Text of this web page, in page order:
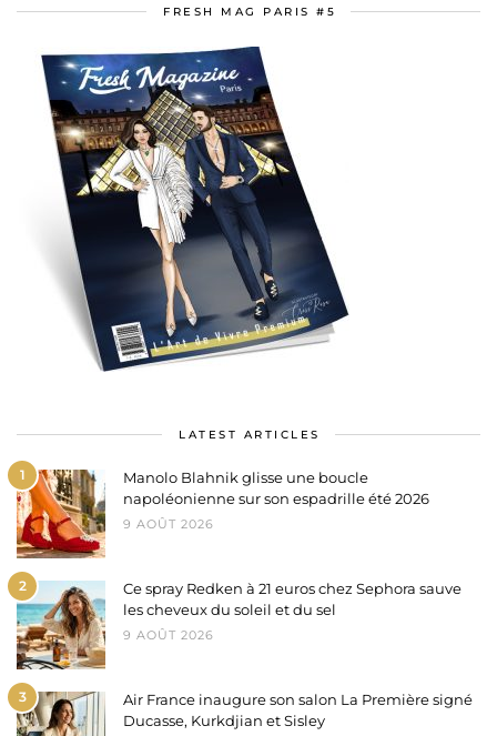
FRESH MAG PARIS #5
LATEST ARTICLES
1
Manolo Blahnik glisse une boucle
napoléonienne sur son espadrille été 2026
9 AOÛT 2026
2
Ce spray Redken à 21 euros chez Sephora sauve
les cheveux du soleil et du sel
9 AOÛT 2026
3
Air France inaugure son salon La Première signé
Ducasse, Kurkdjian et Sisley